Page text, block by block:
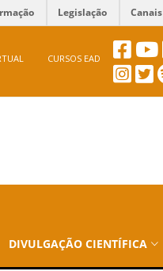
Legislação Canais
CURSOS EAD
DIVULGAÇÃO CIENTÍFICA